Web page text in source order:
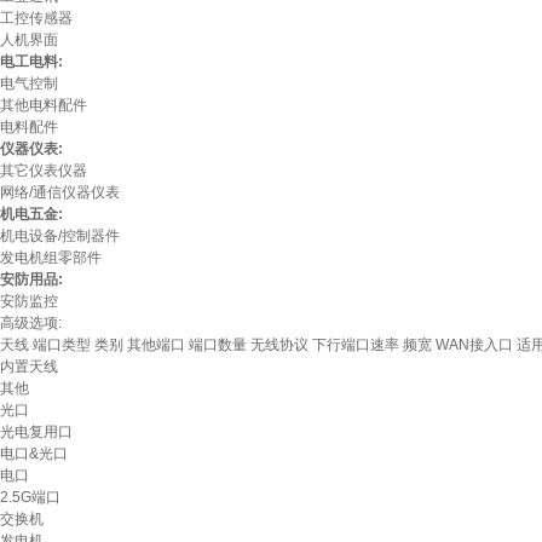
工控传感器
人机界面
电工电料:
电气控制
其他电料配件
电料配件
仪器仪表:
其它仪表仪器
网络/通信仪器仪表
机电五金:
机电设备/控制器件
发电机组零部件
安防用品:
安防监控
高级选项:
天线 端口类型 类别 其他端口 端口数量 无线协议 下行端口速率 频宽 WAN接入口 适
内置天线
其他
光口
光电复用口
电口&光口
电口
2.5G端口
交换机